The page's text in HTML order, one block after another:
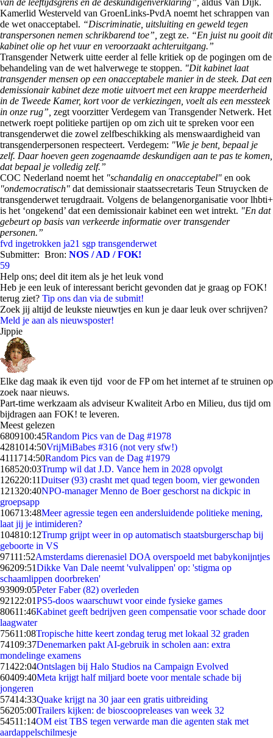
van de leeftijdsgrens en de deskundigenverklaring”, aldus Van Dijk.
Kamerlid Westerveld van GroenLinks-PvdA noemt het schrappen van
de wet onacceptabel. “Discriminatie, uitsluiting en geweld tegen
transpersonen nemen schrikbarend toe”, zegt ze. “En juist nu gooit dit
kabinet olie op het vuur en veroorzaakt achteruitgang.”
Transgender Netwerk uitte eerder al felle kritiek op de pogingen om de
behandeling van de wet halverwege te stoppen. "Dit kabinet laat
transgender mensen op een onacceptabele manier in de steek. Dat een
demissionair kabinet deze motie uitvoert met een krappe meerderheid
in de Tweede Kamer, kort voor de verkiezingen, voelt als een messteek
in onze rug”, zegt voorzitter Verdegem van Transgender Netwerk. Het
netwerk roept politieke partijen op om zich uit te spreken voor een
transgenderwet die zowel zelfbeschikking als menswaardigheid van
transgenderpersonen respecteert. Verdegem: "Wie je bent, bepaal je
zelf. Daar hoeven geen zogenaamde deskundigen aan te pas te komen,
dat bepaal je volledig zelf.”
COC Nederland noemt het "schandalig en onacceptabel" en ook
"ondemocratisch" dat demissionair staatssecretaris Teun Struycken de
transgenderwet terugdraait. Volgens de belangenorganisatie voor lhbti+
is het ‘ongekend’ dat een demissionair kabinet een wet intrekt. "En dat
gebeurt op basis van verkeerde informatie over transgender
personen.”
fvd ingetrokken ja21 sgp transgenderwet
Submitter: Bron: NOS / AD / FOK!
59
Help ons; deel dit item als je het leuk vond
Heb je een leuk of interessant bericht gevonden dat je graag op FOK!
terug ziet? Tip ons dan via de submit!
Zoek jij altijd de leukste nieuwtjes en kun je daar leuk over schrijven?
Meld je aan als nieuwsposter!
Jippie
Elke dag maak ik even tijd voor de FP om het internet af te struinen op
zoek naar nieuws.
Part-time werkzaam als adviseur Kwaliteit Arbo en Milieu, dus tijd om
bijdragen aan FOK! te leveren.
Meest gelezen
6809100:45Random Pics van de Dag #1978
4281014:50VrijMiBabes #316 (not very sfw!)
4111714:50Random Pics van de Dag #1979
168520:03Trump wil dat J.D. Vance hem in 2028 opvolgt
126220:11Duitser (93) crasht met quad tegen boom, vier gewonden
121320:40NPO-manager Menno de Boer geschorst na dickpic in
groepsapp
106713:48Meer agressie tegen een andersluidende politieke mening,
laat jij je intimideren?
104810:12Trump grijpt weer in op automatisch staatsburgerschap bij
geboorte in VS
97111:52Amsterdams dierenasiel DOA overspoeld met babykonijntjes
96209:51Dikke Van Dale neemt 'vulvalippen' op: 'stigma op
schaamlippen doorbreken'
93909:05Peter Faber (82) overleden
921 22:01PS5-doos waarschuwt voor einde fysieke games
80611:46Kabinet geeft bedrijven geen compensatie voor schade door
laagwater
75611:08Tropische hitte keert zondag terug met lokaal 32 graden
74109:37Denemarken pakt AI-gebruik in scholen aan: extra
mondelinge examens
71422:04Ontslagen bij Halo Studios na Campaign Evolved
60409:40Meta krijgt half miljard boete voor mentale schade bij
jongeren
57414:33Quake krijgt na 30 jaar een gratis uitbreiding
56205:00Trailers kijken: de bioscoopreleases van week 32
54511:14OM eist TBS tegen verwarde man die agenten stak met
aardappelschilmesje